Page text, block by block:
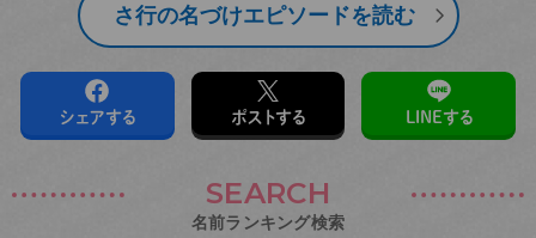
さ行の名づけエピソードを読む
シェアする ポストする LINEする
SEARCH
名前ランキング検索